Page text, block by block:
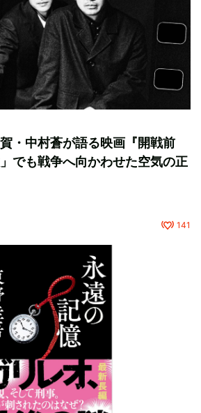
・中村蒼が語る映画『開戦前
でも戦争へ向かわせた空気の正
141